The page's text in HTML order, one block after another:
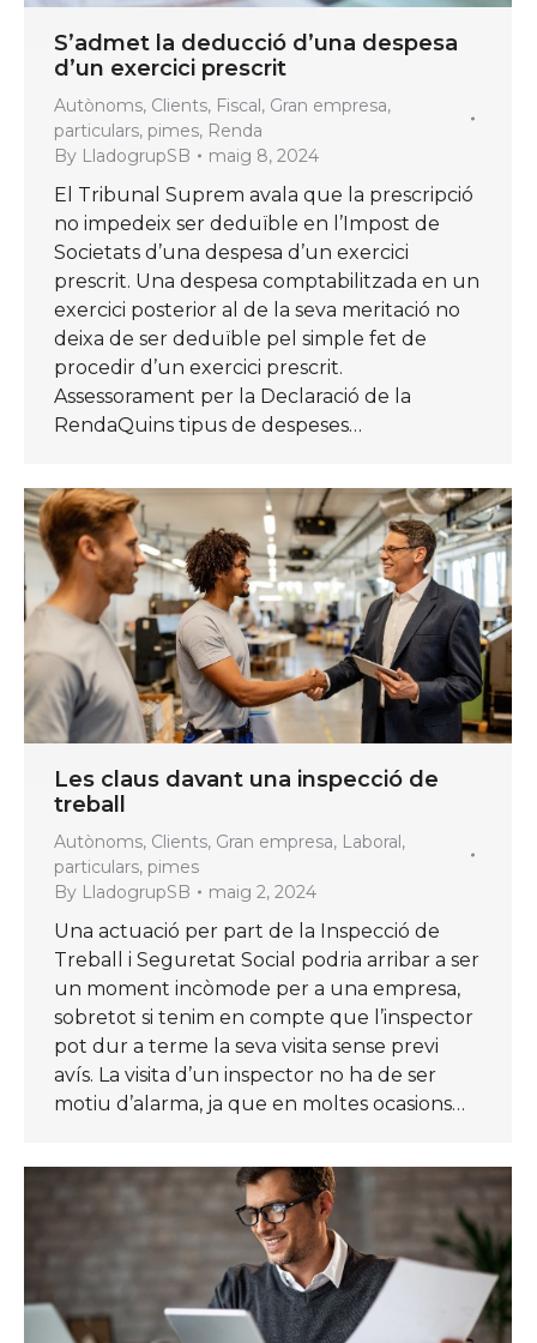
S’admet la deducció d’una despesa
d’un exercici prescrit
Autònoms, Clients, Fiscal, Gran empresa,
particulars, pimes, Renda
By LladogrupSB maig 8, 2024
El Tribunal Suprem avala que la prescripció
no impedeix ser deduïble en l’Impost de
Societats d’una despesa d’un exercici
prescrit. Una despesa comptabilitzada en un
exercici posterior al de la seva meritació no
deixa de ser deduïble pel simple fet de
procedir d’un exercici prescrit.
Assessorament per la Declaració de la
RendaQuins tipus de despeses…
Les claus davant una inspecció de
treball
Autònoms, Clients, Gran empresa, Laboral,
particulars, pimes
By LladogrupSB maig 2, 2024
Una actuació per part de la Inspecció de
Treball i Seguretat Social podria arribar a ser
un moment incòmode per a una empresa,
sobretot si tenim en compte que l’inspector
pot dur a terme la seva visita sense previ
avís. La visita d’un inspector no ha de ser
motiu d’alarma, ja que en moltes ocasions…